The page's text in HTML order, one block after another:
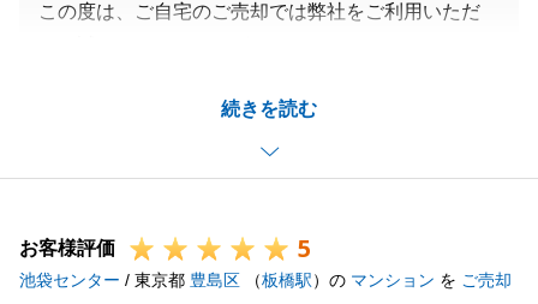
続きを読む
この度は、ご自宅のご売却では弊社をご利用いただ
賃貸のお住み替え先のお手伝いについて、積極的なア
プローチが不足しており、大変申し訳ありませんでし
ご指摘いただいた部分については、社内共有のうえ改
善を図ってまいります。
お客様評価 5
池袋センター / 東京都 豊島区 （板橋駅）の マンション を ご売却